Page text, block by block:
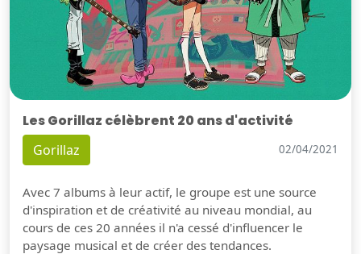
Les Gorillaz célèbrent 20 ans d'activité
Gorillaz 02/04/2021
Avec 7 albums à leur actif, le groupe est une source
d'inspiration et de créativité au niveau mondial, au
cours de ces 20 années il n'a cessé d'influencer le
paysage musical et de créer des tendances.